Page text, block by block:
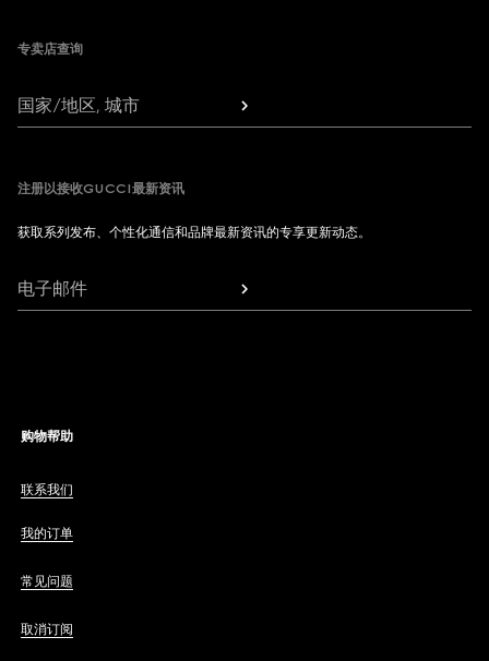
专卖店查询
国家/地区, 城市
注册以接收GUCCI最新资讯
获取系列发布、个性化通信和品牌最新资讯的专享更新动态。
电子邮件
购物帮助
联系我们
我的订单
常见问题
取消订阅